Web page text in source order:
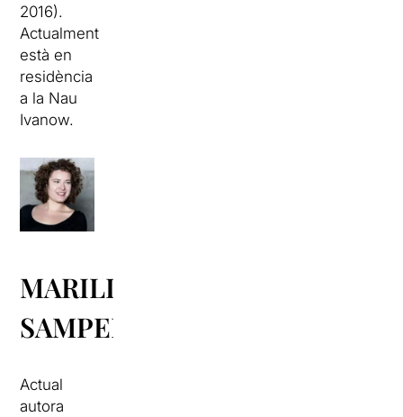
2016).
Actualment
està en
residència
a la Nau
Ivanow.
MARILIA
SAMPER
Actual
autora